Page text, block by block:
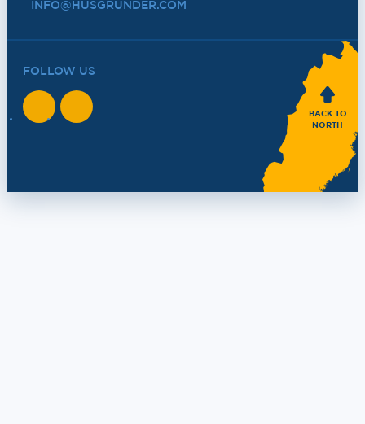
INFO@HUSGRUNDER.COM
FOLLOW US
BACK TO
NORTH